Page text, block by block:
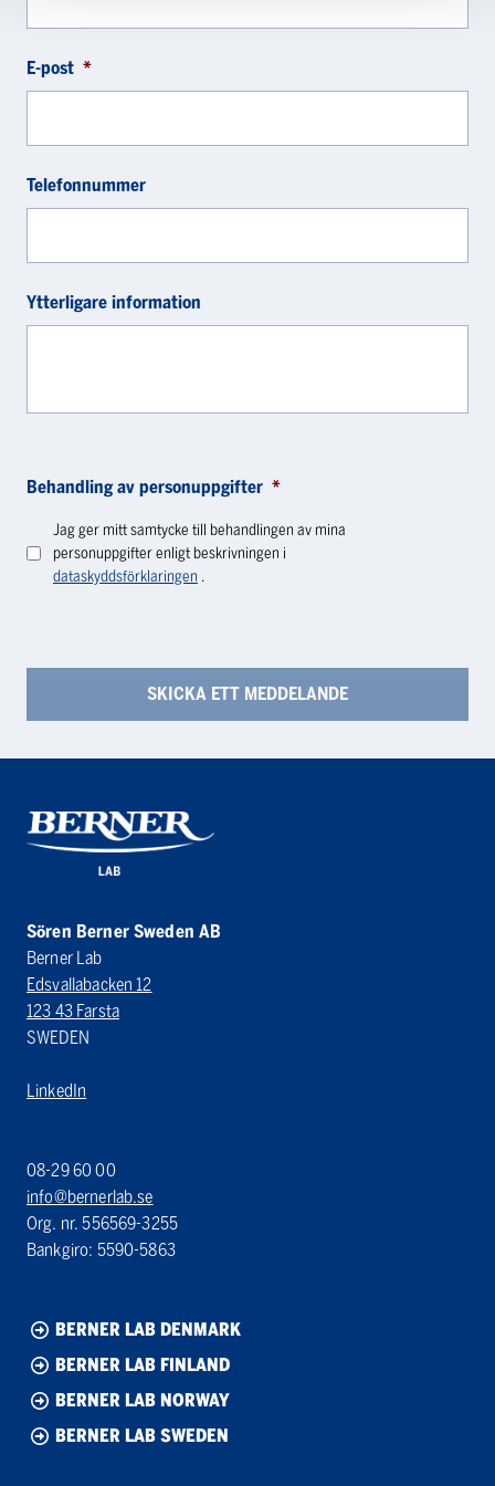
E-post *
Telefonnummer
Ytterligare information
Behandling av personuppgifter *
Jag ger mitt samtycke till behandlingen av mina
personuppgifter enligt beskrivningen i
dataskyddsförklaringen .
Sören Berner Sweden AB
Berner Lab
Edsvallabacken 12
123 43 Farsta
SWEDEN
LinkedIn
08-29 60 00
info@bernerlab.se
Org. nr. 556569-3255
Bankgiro: 5590-5863
BERNER LAB DENMARK
BERNER LAB FINLAND
BERNER LAB NORWAY
BERNER LAB SWEDEN